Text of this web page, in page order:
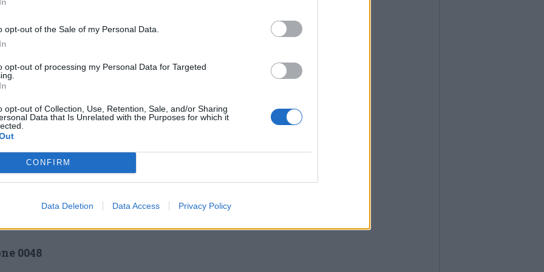
opt-out of the Sale of my Personal Data.
opt-out of processing my Personal Data for Targeted
opt-out of Collection, Use, Retention, Sale, and/or Sharing
Data that Is Unrelated with the Purposes for which it
CONFIRM
Data Deletion Data Access Privacy Policy
descriveva la sua quotidianità
completamente diverso: più
malattia ha modificato le priorità,
una risorsa da vivere senza rinvii. «La vita
quanto dura» – racconta Lucie. Da qui
“carpe diem”, senza più lasciare spazio ai
0048